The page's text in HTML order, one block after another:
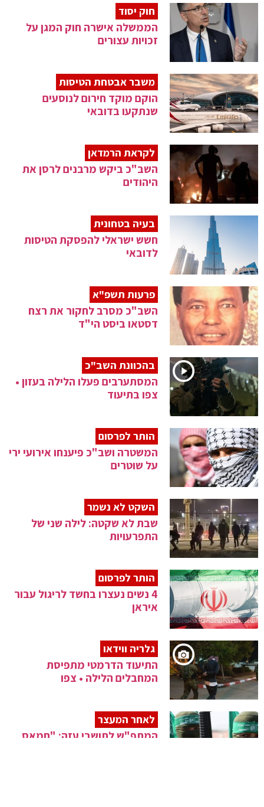
חוק יסוד
הממשלה אישרה חוק המגן על
זכויות עצורים
משבר אבטחת הטיסות
הוקם מוקד חירום לנוסעים
שנתקעו בדובאי
לקראת הרמדאן
השב"כ ביקש מרבנים לרסן את
היהודים
בעיה בטחונית
חשש ישראלי להפסקת הטיסות
לדובאי
פרעות תשפ"א
השב"כ מסרב לחקור את רצח
דסטאו ביסט הי"ד
בהכוונת השב"כ
המסתערבים פעלו הלילה בעזון •
צפו בתיעוד
הותר לפרסום
המשטרה ושב"כ פיענחו אירועי ירי
על שוטרים
השקט לא נשמר
שבת לא שקטה: לילה שני של
התפרעויות
הותר לפרסום
4 נשים נעצרו בחשד לריגול עבור
איראן
גלריה ווידאו
התיעוד הדרמטי מתפיסת
המחבלים הלילה • צפו
לאחר המעצר
המתפ"ש לתושבי עזה: "חמאס